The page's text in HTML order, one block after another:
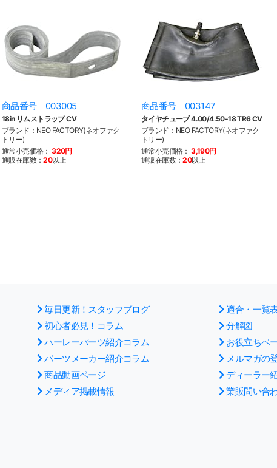
商品番号 003005
18in リムストラップ CV
ブランド：NEO FACTORY(ネオファク
トリー)
通常小売価格： 320円
通販在庫数：20以上
商品番号 003147
タイヤチューブ 4.00/4.50-18 TR6 CV
ブランド：NEO FACTORY(ネオファク
トリー)
通常小売価格： 3,190円
通販在庫数：20以上
毎日更新！スタッフブログ
初心者必見！コラム
ハーレーパーツ紹介コラム
パーツメーカー紹介コラム
商品動画ページ
メディア掲載情報
適合・一覧
分解図
お役立ちペ
メルマガの
ディーラー
業販問い合